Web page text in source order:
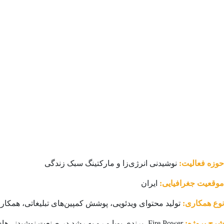
حوزه فعالیت: نوشیدنی انرژی‌زا و مارکتینگ سبک زندگی
موقعیت جغرافیایی: ایران
نوع همکاری: تولید محتوای ویدئویی، پوشش کمپین‌های تبلیغاتی،